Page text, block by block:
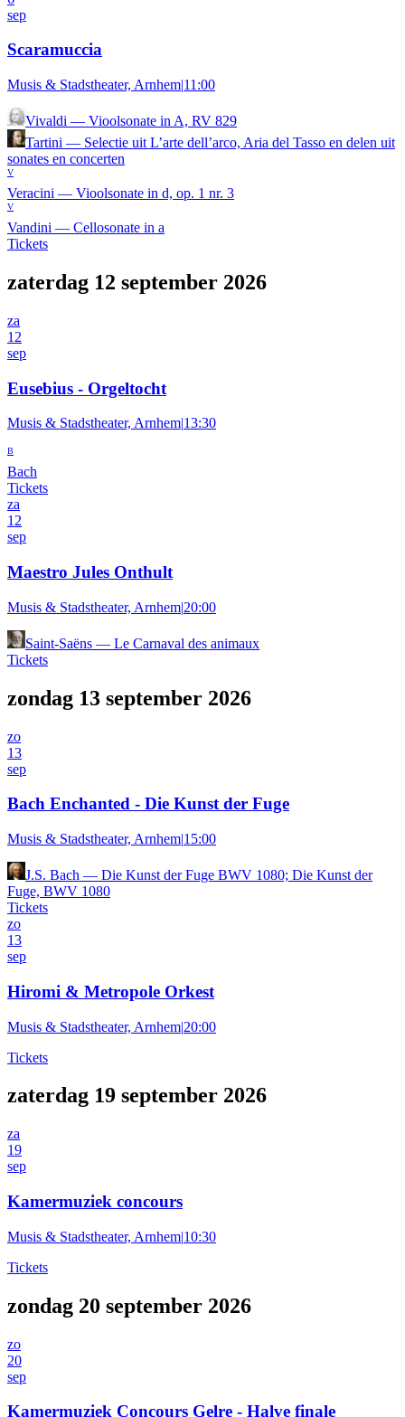
sep
Scaramuccia
Musis & Stadstheater, Arnhem|11:00
Vivaldi — Vioolsonate in A, RV 829
Tartini — Selectie uit L’arte dell’arco, Aria del Tasso en delen uit
sonates en concerten
V
Veracini — Vioolsonate in d, op. 1 nr. 3
V
Vandini — Cellosonate in a
Tickets
zaterdag 12 september 2026
za
12
sep
Eusebius - Orgeltocht
Musis & Stadstheater, Arnhem|13:30
B
Bach
Tickets
za
12
sep
Maestro Jules Onthult
Musis & Stadstheater, Arnhem|20:00
Saint-Saëns — Le Carnaval des animaux
Tickets
zondag 13 september 2026
zo
13
sep
Bach Enchanted - Die Kunst der Fuge
Musis & Stadstheater, Arnhem|15:00
J.S. Bach — Die Kunst der Fuge BWV 1080; Die Kunst der
Fuge, BWV 1080
Tickets
zo
13
sep
Hiromi & Metropole Orkest
Musis & Stadstheater, Arnhem|20:00
Tickets
zaterdag 19 september 2026
za
19
sep
Kamermuziek concours
Musis & Stadstheater, Arnhem|10:30
Tickets
zondag 20 september 2026
zo
20
sep
Kamermuziek Concours Gelre - Halve finale